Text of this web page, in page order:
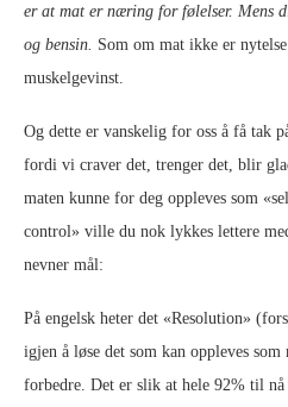
er at mat er næring for følelser. Mens
og bensin. Som om mat ikke er
muskelgevinst.
Og dette er vanskelig for oss å få tak
fordi vi craver det, trenger det, blir
maten kunne for deg oppleves som
control» ville du nok lykkes lettere
nevner mål:
På engelsk heter det «Resolution»
igjen å løse det som kan oppleves
forbedre. Det er slik at hele 92% til